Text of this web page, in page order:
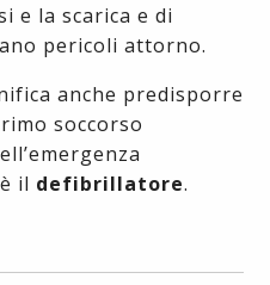
e la scarica e di
pericoli attorno.
anche predisporre
soccorso
il defibrillatore.